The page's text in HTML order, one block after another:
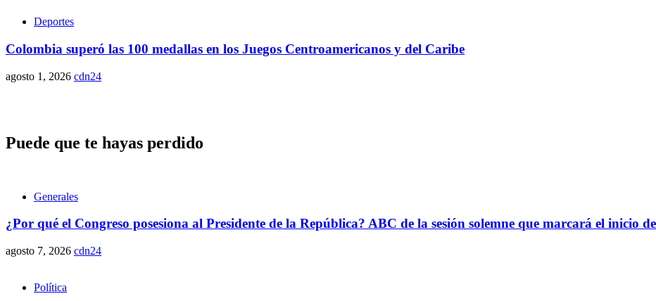
Deportes
Colombia superó las 100 medallas en los Juegos Centroamericanos y del Caribe
agosto 1, 2026 cdn24
Puede que te hayas perdido
Generales
¿Por qué el Congreso posesiona al Presidente de la República? ABC de la sesión solemne que marcará el inicio
agosto 7, 2026 cdn24
Política